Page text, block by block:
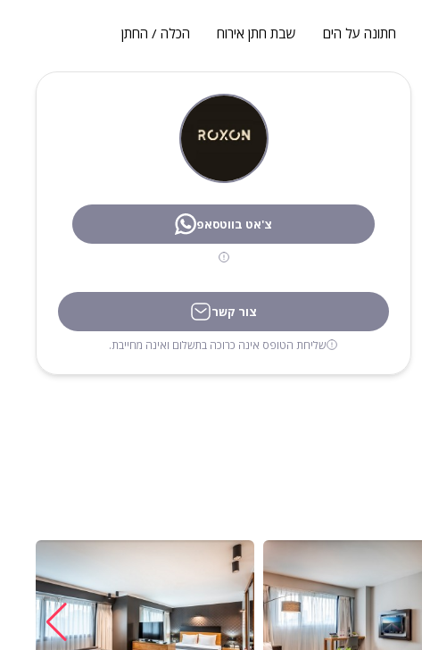
חתונה על הים שבת חתן אירוח הכלה / החתן
צ'אט בווטסאפ
צור קשר
שליחת הטופס אינה כרוכה בתשלום ואינה מחייבת.